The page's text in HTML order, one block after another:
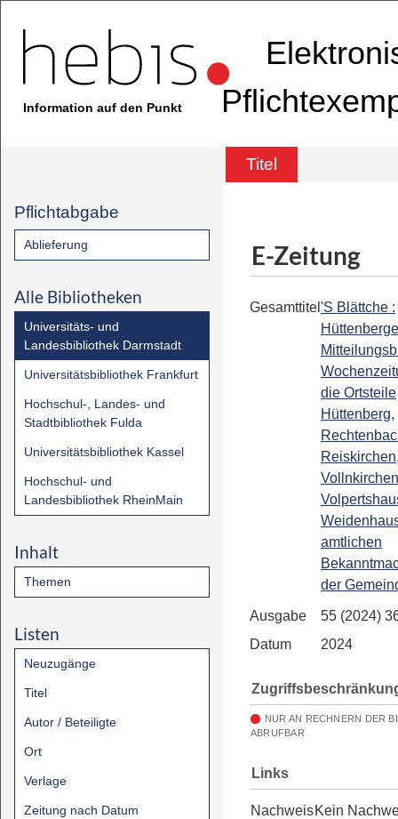
Information auf den Punkt
Titel
Pflichtabgabe
Ablieferung
Alle Bibliotheken
Universitäts- und
Landesbibliothek Darmstadt
Universitätsbibliothek Frankfurt
Hochschul-, Landes- und
Stadtbibliothek Fulda
Universitätsbibliothek Kassel
Hochschul- und
Landesbibliothek RheinMain
Inhalt
Themen
Listen
Neuzugänge
Titel
Autor / Beteiligte
Ort
Verlage
Zeitung nach Datum
E-Zeitung
Gesamttitel 'S Blättche :
die Ortsteile
Hüttenberg,
amtlichen
der
Ausgabe
55 (2024)
Datum
2024
NUR AN RECHNERN DER
ABRUFBAR
Links
NachweisKein